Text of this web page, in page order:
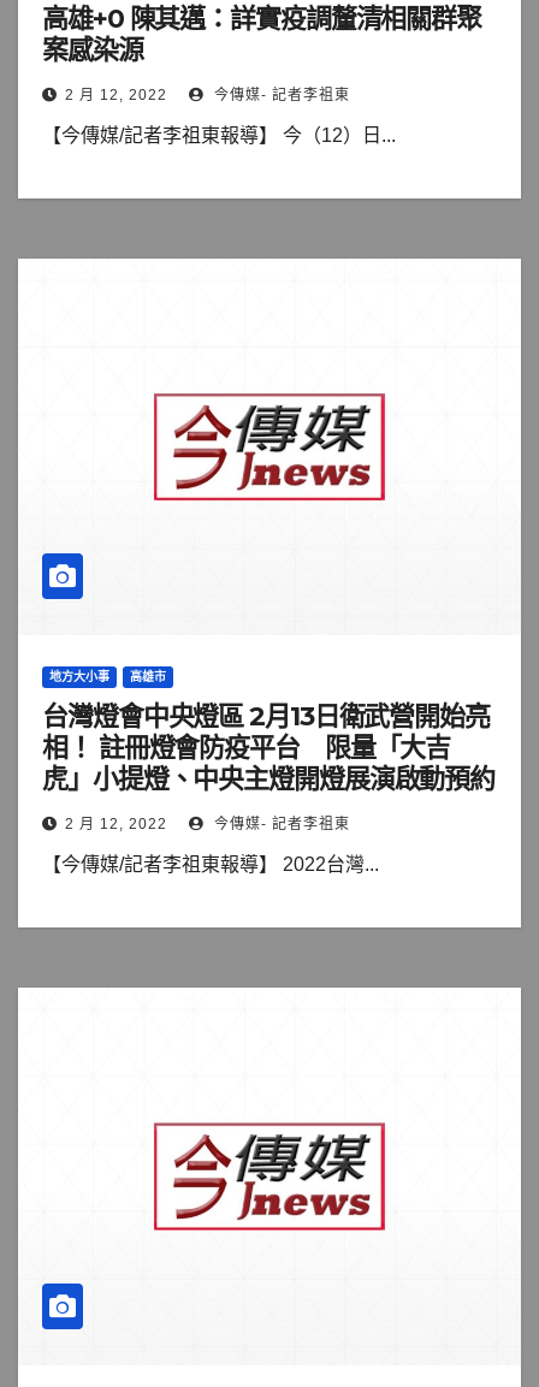
高雄+0 陳其邁：詳實疫調釐清相關群聚
案感染源
2 月 12, 2022 今傳媒- 記者李祖東
【今傳媒/記者李祖東報導】 今（12）日...
地方大小事 高雄市
台灣燈會中央燈區 2月13日衛武營開始亮
相！ 註冊燈會防疫平台 限量「大吉
虎」小提燈、中央主燈開燈展演啟動預約
2 月 12, 2022 今傳媒- 記者李祖東
【今傳媒/記者李祖東報導】 2022台灣...